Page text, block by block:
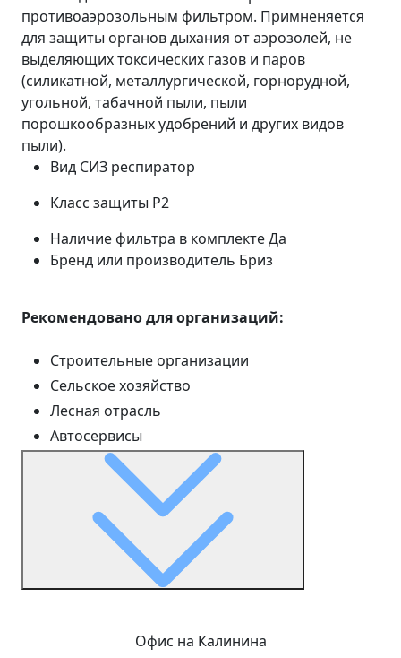
противоаэрозольным фильтром. Примненяется
для защиты органов дыхания от аэрозолей, не
выделяющих токсических газов и паров
(силикатной, металлургической, горнорудной,
угольной, табачной пыли, пыли
порошкообразных удобрений и других видов
пыли).
Вид СИЗ респиратор
Класс защиты P2
Наличие фильтра в комплектеДа
Бренд или производитель Бриз
Рекомендовано для организаций:
Строительные организации
Сельское хозяйство
Лесная отрасль
Автосервисы
Офис на Калинина